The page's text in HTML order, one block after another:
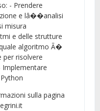
- Prendere
e lâ��analisi
misura
e delle strutture
algoritmo Ã�
risolvere
sulla pagina